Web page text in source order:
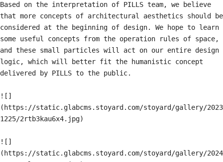
Based on the interpretation of PILLS team, we believe
that more concepts of architectural aesthetics should be
considered at the beginning of design. We hope to learn
some useful concepts from the operation rules of space,
and these small particles will act on our entire design
logic, which will better fit the humanistic concept
delivered by PILLS to the public.
![]
(https://static.glabcms.stoyard.com/stoyard/gallery/2023
1225/2rtb3kau6x4.jpg)
![]
(https://static.glabcms.stoyard.com/stoyard/gallery/2024